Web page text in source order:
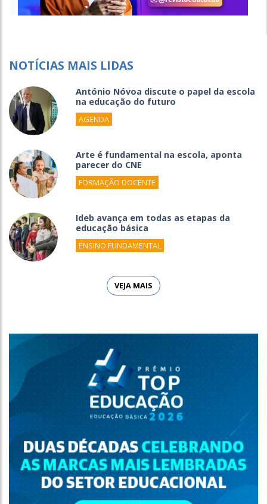
NOTÍCIAS MAIS LIDAS
António Nóvoa discute o papel da escola
na educação do futuro
AGENDA
Arte é fundamental na escola, aponta
parecer do CNE
FORMAÇÃO DOCENTE
Ideb avança em todas as etapas da
educação básica
ENSINO FUNDAMENTAL
VEJA MAIS